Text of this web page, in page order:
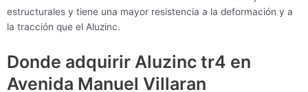
estructurales y tiene una mayor resistencia a la deformación y a
la tracción que el Aluzinc.
Donde adquirir Aluzinc tr4 en
Avenida Manuel Villaran